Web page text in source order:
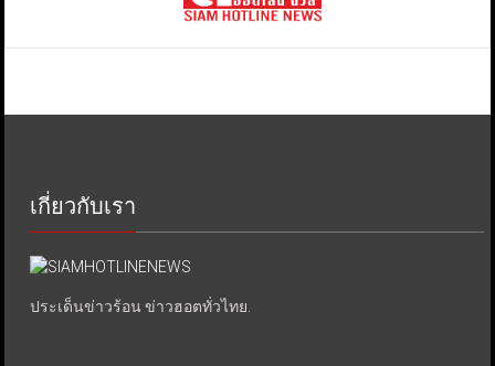
เกี่ยวกับเรา
ประเด็นข่าวร้อน ข่าวฮอตทั่วไทย.